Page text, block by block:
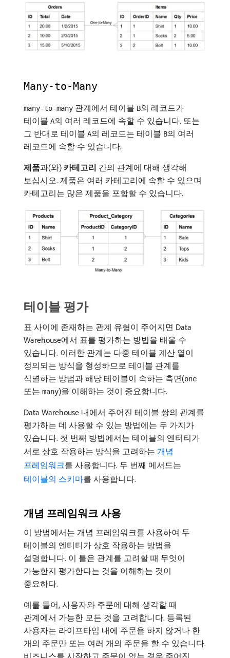
Many-to-Many
many-to-many 관계에서 테이블 B의 레코드가
테이블 A의 여러 레코드에 속할 수 있습니다. 또는
그 반대로 테이블 A의 레코드는 테이블 B의 여러
레코드에 속할 수 있습니다.
제품​과(와) 카테고리 간의 관계에 대해 생각해
보십시오. 제품은 여러 카테고리에 속할 수 있으며
카테고리는 많은 제품을 포함할 수 있습니다.
테이블 평가
표 사이에 존재하는 관계 유형이 주어지면 Data
Warehouse에서 표를 평가하는 방법을 배울 수
있습니다. 이러한 관계는 다중 테이블 계산 열이
정의되는 방식을 형성하므로 테이블 관계를
식별하는 방법과 해당 테이블이 속하는 측면(one
또는 many)을 이해하는 것이 중요합니다.
Data Warehouse 내에서 주어진 테이블 쌍의 관계를
평가하는 데 사용할 수 있는 방법에는 두 가지가
있습니다. 첫 번째 방법에서는 테이블의 엔터티가
서로 상호 작용하는 방식을 고려하는 개념
프레임워크를 사용합니다. 두 번째 메서드는
테이블의 스키마를 사용합니다.
개념 프레임워크 사용
이 방법에서는 개념 프레임워크를 사용하여 두
테이블의 엔티티가 상호 작용하는 방법을
설명합니다. 이 틀은 관계를 고려할 때 무엇이
가능한지 평가한다는 것을 이해하는 것이
중요하다.
예를 들어, 사용자와 주문에 대해 생각할 때
관계에서 가능한 모든 것을 고려합니다. 등록된
사용자는 라이프타임 내에 주문을 하지 않거나 한
개의 주문만 또는 여러 개의 주문을 할 수 있습니다.